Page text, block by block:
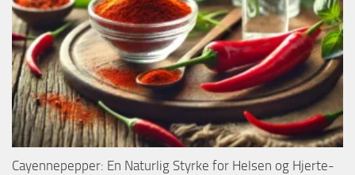
Cayennepepper: En Naturlig Styrke for Helsen og Hjerte-